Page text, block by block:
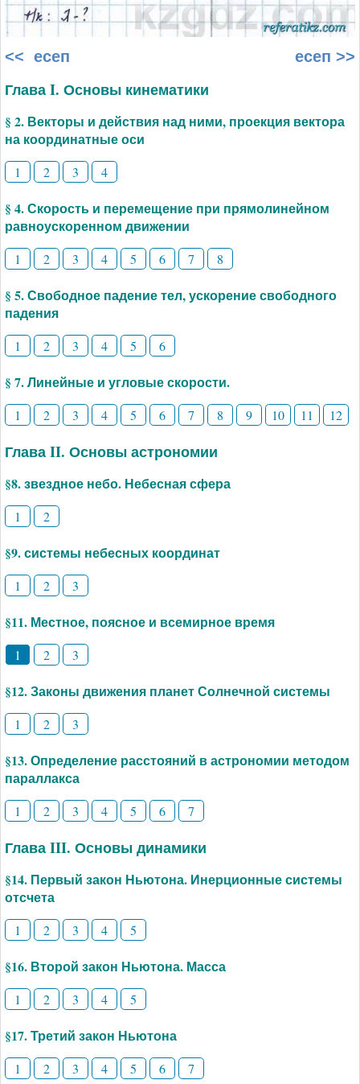
<< есеп есеп >>
Глава I. Основы кинематики
§ 2. Векторы и действия над ними, проекция вектора
на координатные оси
1 2 3 4
§ 4. Скорость и перемещение при прямолинейном
равноускоренном движении
1 2 3 4 5 6 7 8
§ 5. Свободное падение тел, ускорение свободного
падения
1 2 3 4 5 6
§ 7. Линейные и угловые скорости.
1 2 3 4 5 6 7 8 9 10 11 12
Глава II. Основы астрономии
§8. звездное небо. Небесная сфера
1 2
§9. системы небесных координат
1 2 3
§11. Местное, поясное и всемирное время
1 2 3
§12. Законы движения планет Солнечной системы
1 2 3
§13. Определение расстояний в астрономии методом
параллакса
1 2 3 4 5 6 7
Глава III. Основы динамики
§14. Первый закон Ньютона. Инерционные системы
отсчета
1 2 3 4 5
§16. Второй закон Ньютона. Масса
1 2 3 4 5
§17. Третий закон Ньютона
1 2 3 4 5 6 7